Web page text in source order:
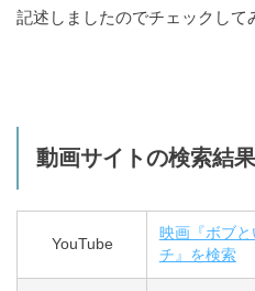
記述しましたのでチェックして
動画サイトの検索結果
YouTube
映画『ボブ
チ』を検索